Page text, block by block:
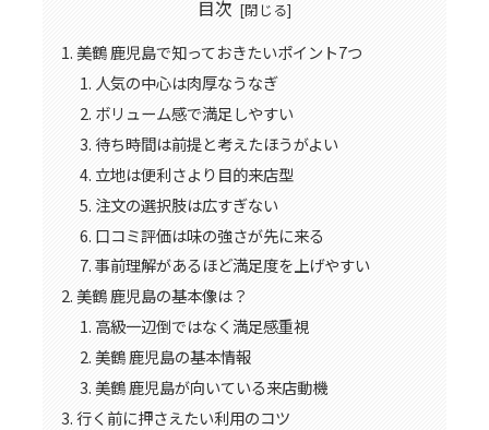
目次
美鶴 鹿児島で知っておきたいポイント7つ
人気の中心は肉厚なうなぎ
ボリューム感で満足しやすい
待ち時間は前提と考えたほうがよい
立地は便利さより目的来店型
注文の選択肢は広すぎない
口コミ評価は味の強さが先に来る
事前理解があるほど満足度を上げやすい
美鶴 鹿児島の基本像は？
高級一辺倒ではなく満足感重視
美鶴 鹿児島の基本情報
美鶴 鹿児島が向いている来店動機
行く前に押さえたい利用のコツ